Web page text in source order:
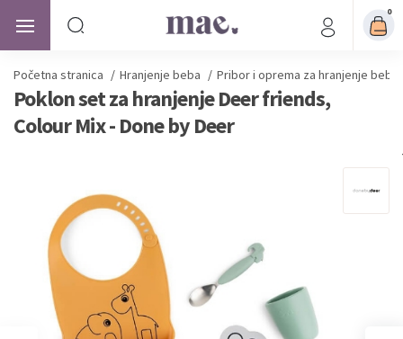
0
Početna stranica / Hranjenje beba / Pribor i oprema za hranjenje beba
Poklon set za hranjenje Deer friends,
Colour Mix - Done by Deer